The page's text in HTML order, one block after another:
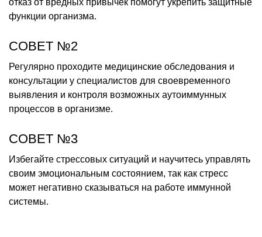
функции организма.
СОВЕТ №2
Регулярно проходите медицинские обследования и
консультации у специалистов для своевременного
выявления и контроля возможных аутоиммунных
процессов в организме.
СОВЕТ №3
Избегайте стрессовых ситуаций и научитесь управлять
своим эмоциональным состоянием, так как стресс
может негативно сказываться на работе иммунной
системы.